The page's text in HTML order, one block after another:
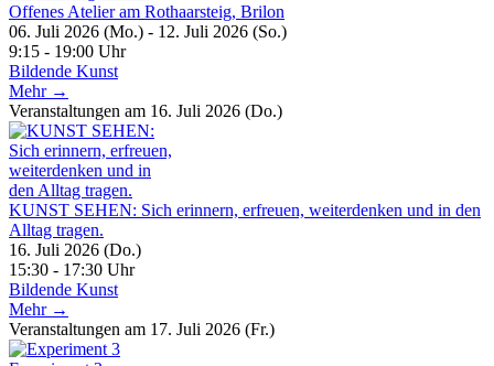
Offenes Atelier am Rothaarsteig, Brilon
06. Juli 2026 (Mo.) - 12. Juli 2026 (So.)
9:15 - 19:00 Uhr
Bildende Kunst
Mehr →
Veranstaltungen am 16. Juli 2026 (Do.)
KUNST SEHEN: Sich erinnern, erfreuen, weiterdenken und in den
Alltag tragen.
16. Juli 2026 (Do.)
15:30 - 17:30 Uhr
Bildende Kunst
Mehr →
Veranstaltungen am 17. Juli 2026 (Fr.)